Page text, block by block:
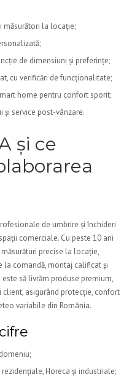
măsurători la locație;
de dimensiuni și preferințe;
cu verificări de funcționalitate;
home pentru confort sporit;
service post-vânzare.
și ce
de umbrire și închideri
comerciale. Cu peste 10 ani
precise la locație,
la comandă, montaj calificat și
să livrăm produse premium,
asigurând protecție, confort
variabile din România.
Horeca și industriale;